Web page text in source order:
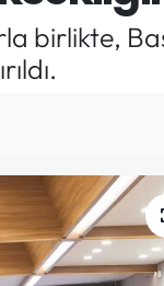
birlikte,